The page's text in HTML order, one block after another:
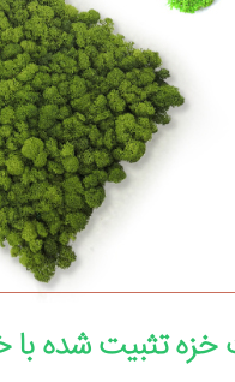
خزه تثبیت شده